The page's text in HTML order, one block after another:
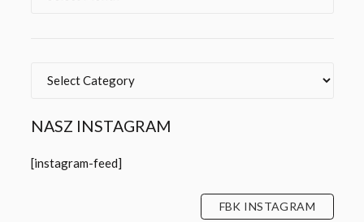
NASZ INSTAGRAM
[instagram-feed]
FBK INSTAGRAM